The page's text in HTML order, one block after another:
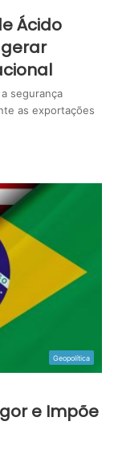
Ácido
segurança
as exportações
Geopolítica
e Impõe